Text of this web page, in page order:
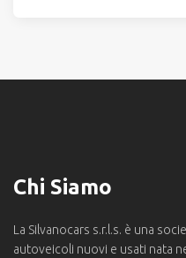
Chi Siamo
La Silvanocars s.r.l.s. è una
autoveicoli nuovi e usati nata